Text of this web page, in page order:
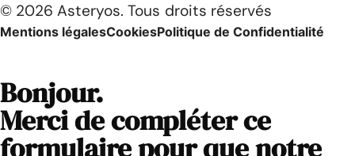
© 2026 Asteryos. Tous droits réservés
Mentions légalesCookiesPolitique de Confidentialité
Bonjour.
Merci de compléter ce
formulaire pour que notre